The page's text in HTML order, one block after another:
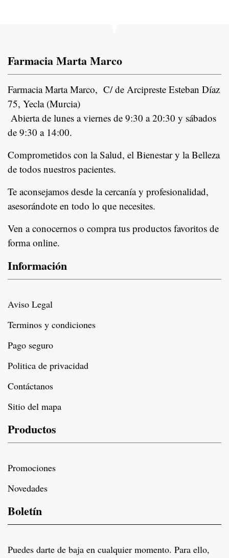
Farmacia Marta Marco
Farmacia Marta Marco, C/ de Arcipreste Esteban Díaz
75, Yecla (Murcia)
Abierta de lunes a viernes de 9:30 a 20:30 y sábados
de 9:30 a 14:00.
Comprometidos con la Salud, el Bienestar y la Belleza
de todos nuestros pacientes.
Te aconsejamos desde la cercanía y profesionalidad,
asesorándote en todo lo que necesites.
Ven a conocernos o compra tus productos favoritos de
forma online.
Información
Aviso Legal
Terminos y condiciones
Pago seguro
Politica de privacidad
Contáctanos
Sitio del mapa
Productos
Promociones
Novedades
Boletín
Puedes darte de baja en cualquier momento. Para ello,